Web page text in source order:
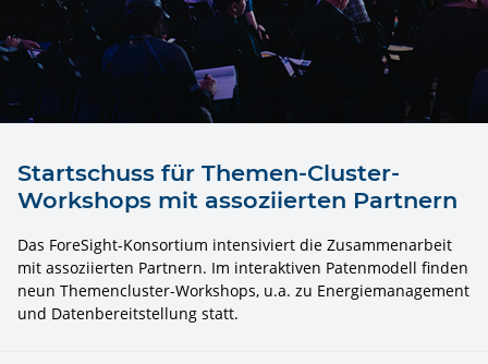
Startschuss für Themen-Cluster-
Workshops mit assoziierten Partnern
Das ForeSight-Konsortium intensiviert die Zusammenarbeit
mit assoziierten Partnern. Im interaktiven Patenmodell finden
neun Themencluster-Workshops, u.a. zu Energiemanagement
und Datenbereitstellung statt.